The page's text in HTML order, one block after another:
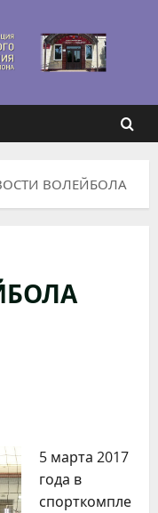
ВОЛЕЙБОЛА
5 марта 2017
года в
спорткомпле